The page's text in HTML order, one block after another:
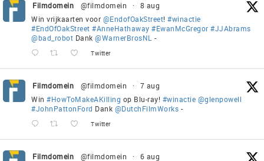
Filmdomein @filmdomein ·
8 aug
Win vrijkaarten voor @EndofOakStreet! #winactie
#EndOfOakStreet #AnneHathaway #EwanMcGregor #JJAbrams
@bad_robot Dank @WarnerBrosNL -
Twitter
Filmdomein @filmdomein ·
7 aug
Win #HowToMakeAKilling op Blu-ray! #winactie @glenpowell
#JohnPattonFord Dank @DutchFilmWorks -
Twitter
Filmdomein @filmdomein ·
6 aug